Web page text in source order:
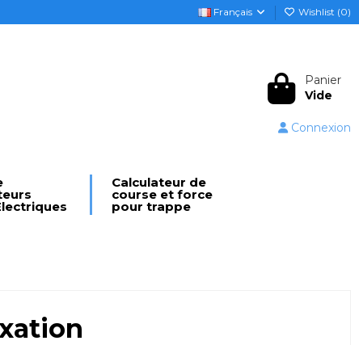
Français Wishlist (0)
Panier
Vide
Connexion
Calculateur de
course et force
pour trappe